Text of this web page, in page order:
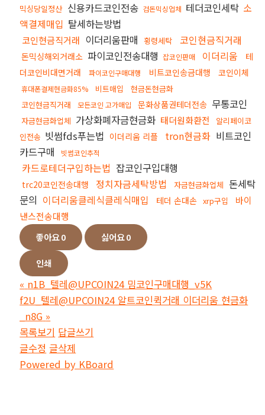
믹싱당일정산 신용카드코인전송 검돈믹싱업체 테더코인세탁 소
액결제매입 탈세하는방법
코인현금직거래 이더리움판매 횡령세탁 코인현금직거래
돈믹싱해외거래소 파이코인전송대행 잡코인판매 이더리움
테
더코인비대면거래
파이코인구매대행 비트코인송금대행 코인이체
휴대폰결제현금화85% 비트매입
현금돈현금화
코인현금직거래
모든코인 고가매입 문화상품권테더전송 무통코인
자금현금화업체 가상화폐자금현금화 태더원화환전
알리페이코
인전송 빗썸fds푸는법 이더리움 리플 tron현금화 비트코인
카드구매
빗썸코인추적
카드로테더구입하는법 잡코인구입대행
trc20코인전송대행 정치자금세탁방법 자금현금화업체 돈세탁
문의 이더리움클레식클레식매입 테더 손대손 xrp구입
바이
낸스전송대행
좋아요0 싫어요0
인쇄
« n1B_텔레@UPCOIN24 밈코인구매대행_v5K
f2U_텔레@UPCOIN24 알트코인퀵거래 이더리움 현금화
_n8G »
목록보기 답글쓰기
글수정 글삭제
Powered by KBoard